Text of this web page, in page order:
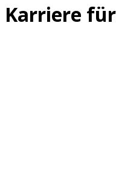
Karriere